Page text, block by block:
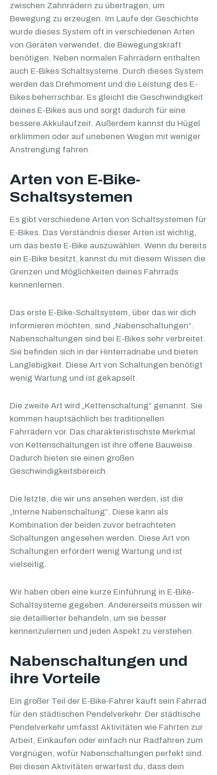
zwischen Zahnrädern zu übertragen, um
Bewegung zu erzeugen. Im Laufe der Geschichte
wurde dieses System oft in verschiedenen Arten
von Geräten verwendet, die Bewegungskraft
benötigen. Neben normalen Fahrrädern enthalten
auch E-Bikes Schaltsysteme. Durch dieses System
werden das Drehmoment und die Leistung des E-
Bikes beherrschbar. Es gleicht die Geschwindigkeit
deines E-Bikes aus und sorgt dadurch für eine
bessere Akkulaufzeit. Außerdem kannst du Hügel
erklimmen oder auf unebenen Wegen mit weniger
Anstrengung fahren.
Arten von E-Bike-
Schaltsystemen
Es gibt verschiedene Arten von Schaltsystemen für
E-Bikes. Das Verständnis dieser Arten ist wichtig,
um das beste E-Bike auszuwählen. Wenn du bereits
ein E-Bike besitzt, kannst du mit diesem Wissen die
Grenzen und Möglichkeiten deines Fahrrads
kennenlernen.
Das erste E-Bike-Schaltsystem, über das wir dich
informieren möchten, sind „Nabenschaltungen“.
Nabenschaltungen sind bei E-Bikes sehr verbreitet.
Sie befinden sich in der Hinterradnabe und bieten
Langlebigkeit. Diese Art von Schaltungen benötigt
wenig Wartung und ist gekapselt.
Die zweite Art wird „Kettenschaltung“ genannt. Sie
kommen hauptsächlich bei traditionellen
Fahrrädern vor. Das charakteristischste Merkmal
von Kettenschaltungen ist ihre offene Bauweise.
Dadurch bieten sie einen großen
Geschwindigkeitsbereich.
Die letzte, die wir uns ansehen werden, ist die
„Interne Nabenschaltung“. Diese kann als
Kombination der beiden zuvor betrachteten
Schaltungen angesehen werden. Diese Art von
Schaltungen erfordert wenig Wartung und ist
vielseitig.
Wir haben oben eine kurze Einführung in E-Bike-
Schaltsysteme gegeben. Andererseits müssen wir
sie detaillierter behandeln, um sie besser
kennenzulernen und jeden Aspekt zu verstehen.
Nabenschaltungen und
ihre Vorteile
Ein großer Teil der E-Bike-Fahrer kauft sein Fahrrad
für den städtischen Pendelverkehr. Der städtische
Pendelverkehr umfasst Aktivitäten wie Fahrten zur
Arbeit, Einkaufen oder einfach nur Radfahren zum
Vergnügen, wofür Nabenschaltungen perfekt sind.
Bei diesen Aktivitäten erwartest du, dass dein